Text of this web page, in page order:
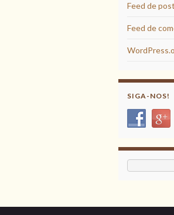
Feed de
Feed de
SIGA-NOS!